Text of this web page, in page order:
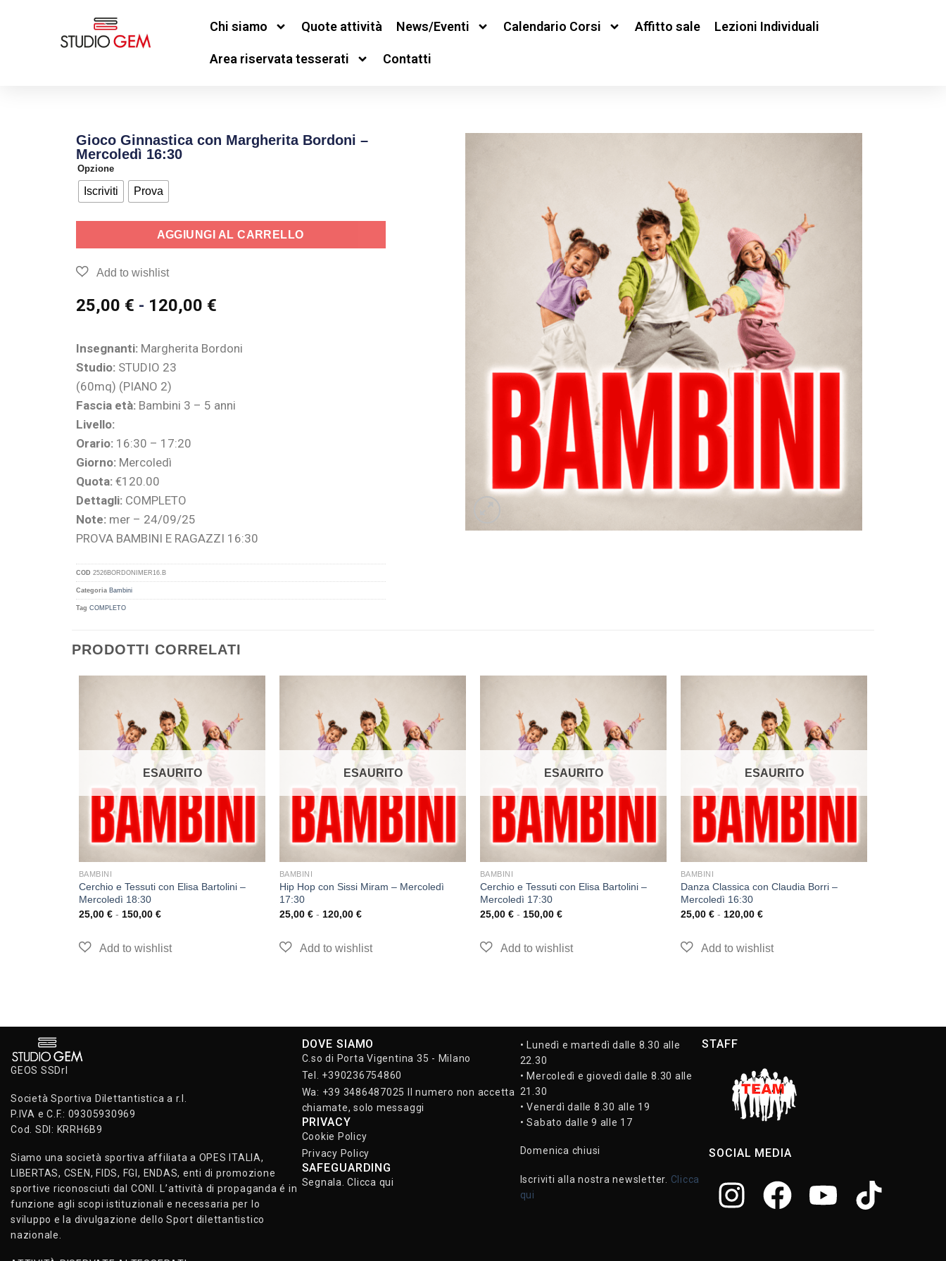
Chi siamo Quote attività News/Eventi Calendario Corsi Affitto sale Lezioni Individuali
Area riservata tesserati Contatti
Gioco Ginnastica con Margherita Bordoni –
Mercoledì 16:30
Opzione
Iscriviti Prova
AGGIUNGI AL CARRELLO
25,00 € - 120,00 €
Insegnanti:Margherita Bordoni
Studio:STUDIO 23
(60mq) (PIANO 2)
Fascia età:Bambini 3 – 5 anni
Livello:
Orario:16:30 – 17:20
Giorno:Mercoledì
Quota:€120.00
Dettagli:COMPLETO
Note:mer – 24/09/25
PROVA BAMBINI E RAGAZZI 16:30
COD 2526BORDONIMER16.B
Categoria Bambini
Tag COMPLETO
PRODOTTI CORRELATI
ESAURITO
BAMBINI
Cerchio e Tessuti con Elisa Bartolini –
Mercoledì 18:30
25,00 € - 150,00 €
ESAURITO
BAMBINI
Hip Hop con Sissi Miram – Mercoledì
17:30
25,00 € - 120,00 €
ESAURITO
BAMBINI
Cerchio e Tessuti con Elisa Bartolini –
Mercoledì 17:30
25,00 € - 150,00 €
ESAURITO
BAMBINI
Danza Classica con Claudia Borri –
Mercoledì 16:30
25,00 € - 120,00 €
GEOS SSDrl
Società Sportiva Dilettantistica a r.l.
P.IVA e C.F.: 09305930969
Cod. SDI: KRRH6B9
Siamo una società sportiva affiliata a OPES ITALIA,
LIBERTAS, CSEN, FIDS, FGI, ENDAS, enti di promozione
sportive riconosciuti dal CONI. L’attività di propaganda é in
funzione agli scopi istituzionali e necessaria per lo
sviluppo e la divulgazione dello Sport dilettantistico
nazionale.
DOVE SIAMO
C.so di Porta Vigentina 35 - Milano
Tel. +390236754860
Wa: +39 3486487025 Il numero non accetta
chiamate, solo messaggi
PRIVACY
Cookie Policy
Privacy Policy
SAFEGUARDING
Segnala. Clicca qui
• Lunedì e martedì dalle 8.30 alle
22.30
• Mercoledì e giovedì dalle 8.30 alle
21.30
• Venerdì dalle 8.30 alle 19
• Sabato dalle 9 alle 17
Domenica chiusi
Iscriviti alla nostra newsletter. Clicca
qui
STAFF
SOCIAL MEDIA